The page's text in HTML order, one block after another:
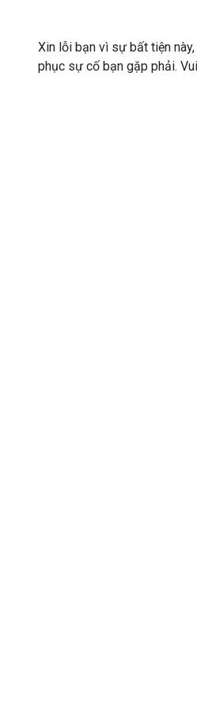
Xin lỗi bạn vì sự bất tiện
phục sự cố bạn gặp phải.